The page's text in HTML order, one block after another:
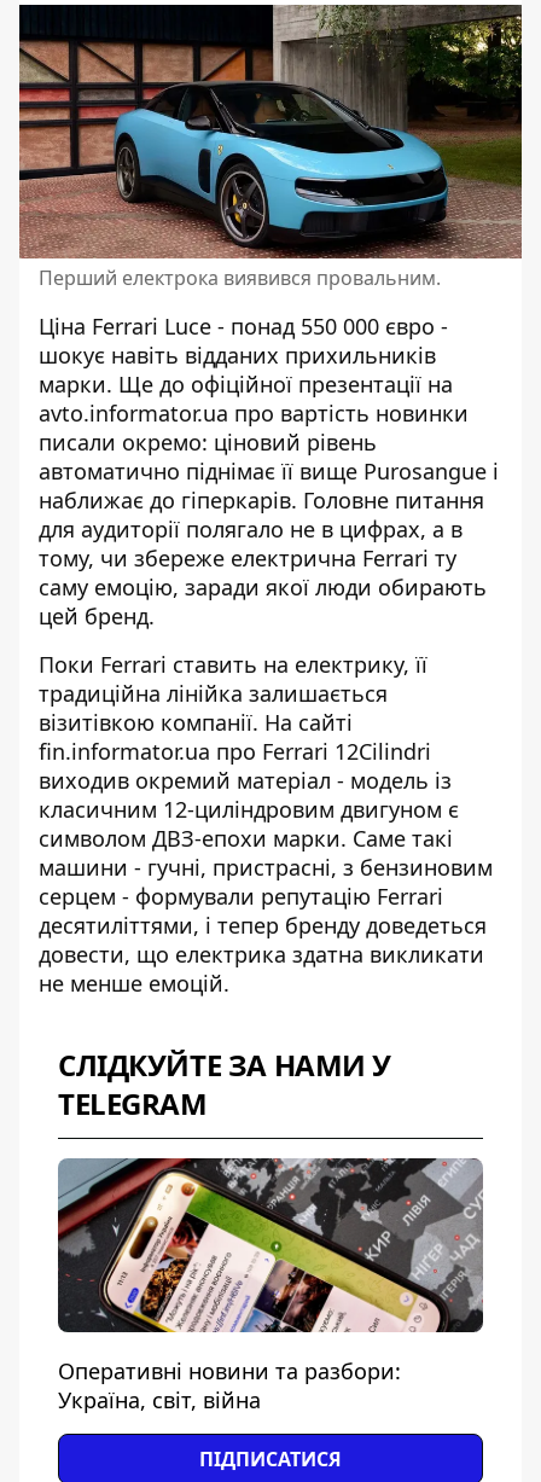
Перший електрока виявився провальним.
Ціна Ferrari Luce - понад 550 000 євро -
шокує навіть відданих прихильників
марки. Ще до офіційної презентації на
avto.informator.ua про вартість новинки
писали окремо: ціновий рівень
автоматично піднімає її вище Purosangue і
наближає до гіперкарів. Головне питання
для аудиторії полягало не в цифрах, а в
тому, чи збереже електрична Ferrari ту
саму емоцію, заради якої люди обирають
цей бренд.
Поки Ferrari ставить на електрику, її
традиційна лінійка залишається
візитівкою компанії. На сайті
fin.informator.ua про Ferrari 12Cilindri
виходив окремий матеріал - модель із
класичним 12-циліндровим двигуном є
символом ДВЗ-епохи марки. Саме такі
машини - гучні, пристрасні, з бензиновим
серцем - формували репутацію Ferrari
десятиліттями, і тепер бренду доведеться
довести, що електрика здатна викликати
не менше емоцій.
СЛІДКУЙТЕ ЗА НАМИ У
TELEGRAM
Оперативні новини та разбори:
Україна, світ, війна
ПІДПИСАТИСЯ